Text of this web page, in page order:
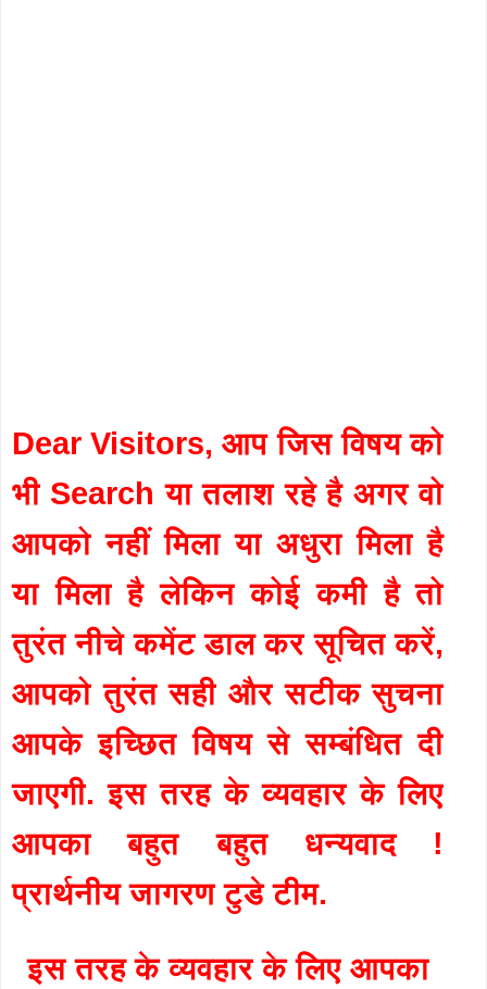
Dear Visitors, आप जिस विषय को
भी Search या तलाश रहे है अगर वो
आपको नहीं मिला या अधुरा मिला है
या मिला है लेकिन कोई कमी है तो
तुरंत नीचे कमेंट डाल कर सूचित करें,
आपको तुरंत सही और सटीक सुचना
आपके इच्छित विषय से सम्बंधित दी
जाएगी. इस तरह के व्यवहार के लिए
आपका बहुत बहुत धन्यवाद !
प्रार्थनीय जागरण टुडे टीम.
इस तरह के व्यवहार के लिए आपका